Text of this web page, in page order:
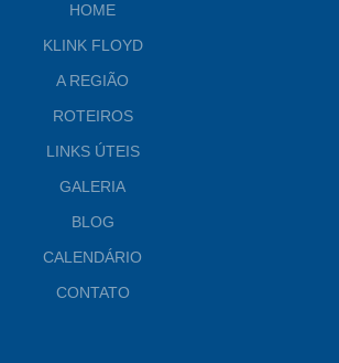
HOME
KLINK FLOYD
A REGIÃO
ROTEIROS
LINKS ÚTEIS
GALERIA
BLOG
CALENDÁRIO
CONTATO